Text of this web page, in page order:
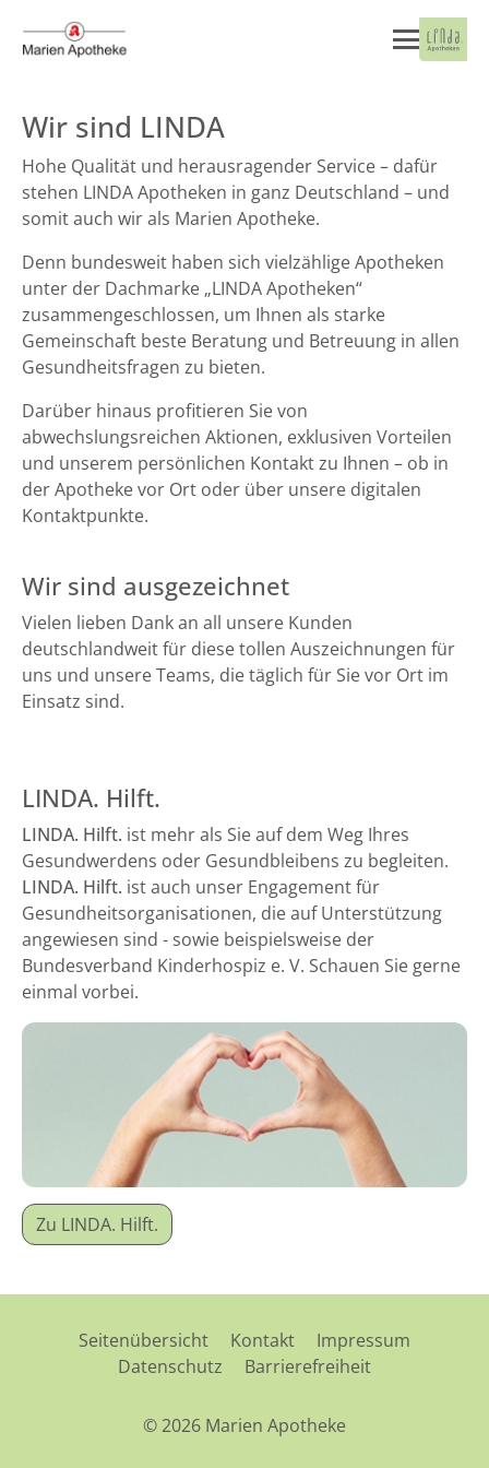
Wir sind LINDA
Hohe Qualität und herausragender Service – dafür
stehen LINDA Apotheken in ganz Deutschland – und
somit auch wir als Marien Apotheke.
Denn bundesweit haben sich vielzählige Apotheken
unter der Dachmarke „LINDA Apotheken“
zusammengeschlossen, um Ihnen als starke
Gemeinschaft beste Beratung und Betreuung in allen
Gesundheitsfragen zu bieten.
Darüber hinaus profitieren Sie von
abwechslungsreichen Aktionen, exklusiven Vorteilen
und unserem persönlichen Kontakt zu Ihnen – ob in
der Apotheke vor Ort oder über unsere digitalen
Kontaktpunkte.
Wir sind ausgezeichnet
Vielen lieben Dank an all unsere Kunden
deutschlandweit für diese tollen Auszeichnungen für
uns und unsere Teams, die täglich für Sie vor Ort im
Einsatz sind.
LINDA. Hilft.
LINDA. Hilft. ist mehr als Sie auf dem Weg Ihres
Gesundwerdens oder Gesundbleibens zu begleiten.
LINDA. Hilft. ist auch unser Engagement für
Gesundheitsorganisationen, die auf Unterstützung
angewiesen sind - sowie beispielsweise der
Bundesverband Kinderhospiz e. V. Schauen Sie gerne
einmal vorbei.
Zu LINDA. Hilft.
Seitenübersicht Kontakt
Impressum
Datenschutz
Barrierefreiheit
© 2026 Marien Apotheke